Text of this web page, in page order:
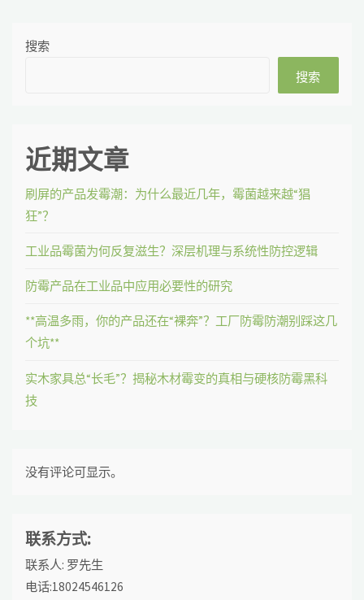
搜索
搜索
近期文章
刷屏的产品发霉潮：为什么最近几年，霉菌越来越“猖
狂”？
工业品霉菌为何反复滋生？深层机理与系统性防控逻辑
防霉产品在工业品中应用必要性的研究
**高温多雨，你的产品还在“裸奔”？工厂防霉防潮别踩这几
个坑**
实木家具总“长毛”？揭秘木材霉变的真相与硬核防霉黑科
技
没有评论可显示。
联系方式:
联系人: 罗先生
电话:18024546126